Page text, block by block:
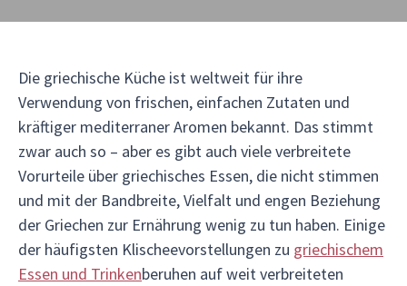
Die griechische Küche ist weltweit für ihre
Verwendung von frischen, einfachen Zutaten und
kräftiger mediterraner Aromen bekannt. Das stimmt
zwar auch so – aber es gibt auch viele verbreitete
Vorurteile über griechisches Essen, die nicht stimmen
und mit der Bandbreite, Vielfalt und engen Beziehung
der Griechen zur Ernährung wenig zu tun haben. Einige
der häufigsten Klischeevorstellungen zu griechischem
Essen und Trinkenberuhen auf weit verbreiteten